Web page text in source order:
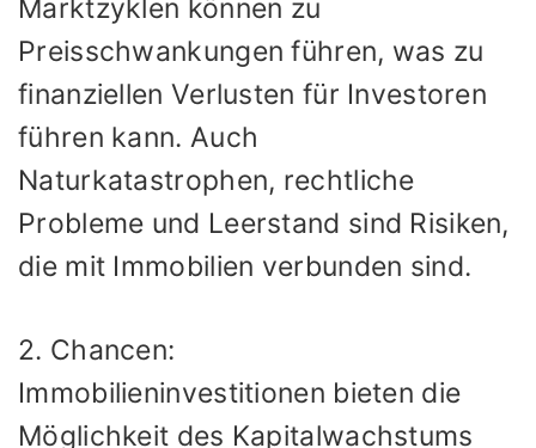
Marktzyklen können zu
Preisschwankungen führen, was zu
finanziellen Verlusten für Investoren
führen kann. Auch
Naturkatastrophen, rechtliche
Probleme und Leerstand sind Risiken,
die mit Immobilien verbunden sind.
2. Chancen:
Immobilieninvestitionen bieten die
Möglichkeit des Kapitalwachstums